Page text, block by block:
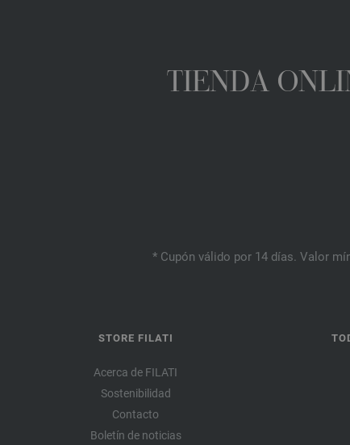
TIENDA
* Cupón válido por 14 días. Valor
STORE FILATI
Acerca de FILATI
Sostenibilidad
Contacto
Boletín de noticias